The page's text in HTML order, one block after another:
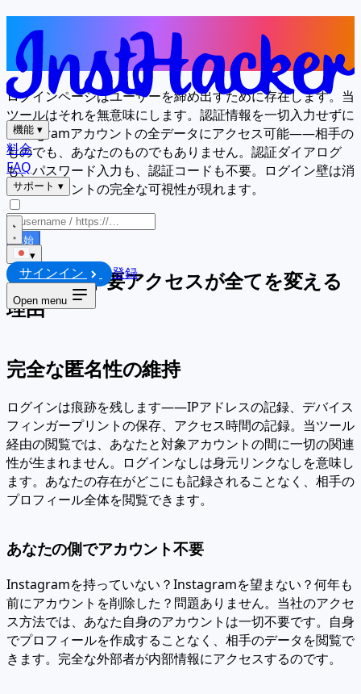
機能 ▾
料金
FAQ
サポート ▾
▾
サインイン 登録
Open menu
ログイン画面がなくても問題なし — 完
全アクセスを実現
ログインページはユーザーを締め出すために存在します。当
ツールはそれを無意味にします。認証情報を一切入力せずに
Instagramアカウントの全データにアクセス可能——相手の
ものでも、あなたのものでもありません。認証ダイアログ
も、パスワード入力も、認証コードも不要。ログイン壁は消
え、アカウントの完全な可視性が現れます。
開始
ログイン不要アクセスが全てを変える
理由
完全な匿名性の維持
ログインは痕跡を残します——IPアドレスの記録、デバイス
フィンガープリントの保存、アクセス時間の記録。当ツール
経由の閲覧では、あなたと対象アカウントの間に一切の関連
性が生まれません。ログインなしは身元リンクなしを意味し
ます。あなたの存在がどこにも記録されることなく、相手の
プロフィール全体を閲覧できます。
あなたの側でアカウント不要
Instagramを持っていない？Instagramを望まない？何年も
前にアカウントを削除した？問題ありません。当社のアクセ
ス方法では、あなた自身のアカウントは一切不要です。自身
でプロフィールを作成することなく、相手のデータを閲覧で
きます。完全な外部者が内部情報にアクセスするのです。